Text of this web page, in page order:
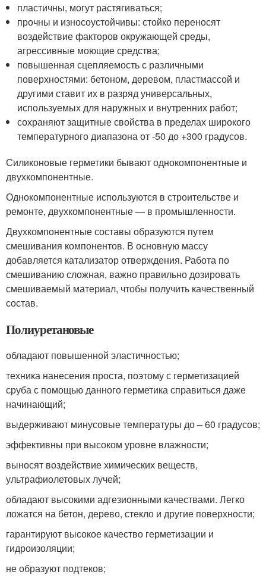
пластичны, могут растягиваться;
прочны и износоустойчивы: стойко переносят
воздействие факторов окружающей среды,
агрессивные моющие средства;
повышенная сцепляемость с различными
поверхностями: бетоном, деревом, пластмассой и
другими ставит их в разряд универсальных,
используемых для наружных и внутренних работ;
сохраняют защитные свойства в пределах широкого
температурного диапазона от -50 до +300 градусов.
Силиконовые герметики бывают однокомпонентные и
двухкомпонентные.
Однокомпонентные используются в строительстве и
ремонте, двухкомпонентные — в промышленности.
Двухкомпонентные составы образуются путем
смешивания компонентов. В основную массу
добавляется катализатор отверждения. Работа по
смешиванию сложная, важно правильно дозировать
смешиваемый материал, чтобы получить качественный
состав.
Полиуретановые
обладают повышенной эластичностью;
техника нанесения проста, поэтому с герметизацией
сруба с помощью данного герметика справиться даже
начинающий;
выдерживают минусовые температуры до – 60 градусов;
эффективны при высоком уровне влажности;
выносят воздействие химических веществ,
ультрафиолетовых лучей;
обладают высокими адгезионными качествами. Легко
ложатся на бетон, дерево, стекло и другие поверхности;
гарантируют высокое качество герметизации и
гидроизоляции;
не образуют подтеков;